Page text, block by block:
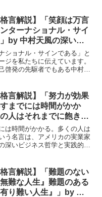
である。」by 原田豊実
と得られる教訓
格言解説】「笑顔は万言
ターナショナル・サイ
by 中村天風の深い意
る教訓
ショナル・サインである」と
ジを私たちに伝えています。
啓発の先駆者でもある中村天
格言解説】「努力が効果
までには時間がかか
人はそれまでに飽き、
する」by フォードの
得られる教訓
は時間がかかる。多くの人は
う名言は、アメリカの実業家
いビジネス哲学と実践的な
格言解説】「難題のない
難な人生』難題のある
り難い人生』」by 上